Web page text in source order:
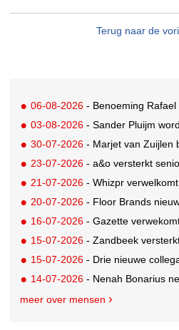
Terug naar de
06-08-2026 - Benoeming Rafael
03-08-2026 - Sander Pluijm wordt Manager MHX,
30-07-2026 - Marjet van Zuijlen benoemd tot
23-07-2026 - a&o versterkt senior management
21-07-2026 - Whizpr verwelkomt Annick
20-07-2026 - Floor Brands nieuwe
16-07-2026 - Gazette verwekomt
15-07-2026 - Zandbeek versterkt het
15-07-2026 - Drie nieuwe collega's
14-07-2026 - Nenah Bonarius neemt PR-
meer over mensen